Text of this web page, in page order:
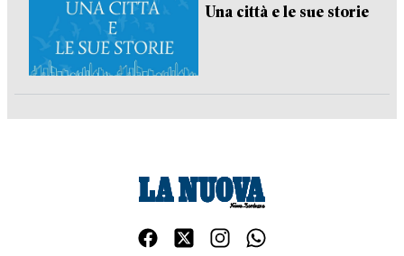
Una città e le sue storie